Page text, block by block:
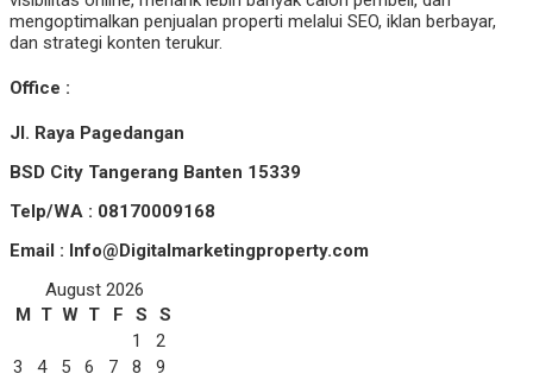
mengoptimalkan penjualan properti melalui SEO, iklan berbayar,
dan strategi konten terukur.
Office :
Jl. Raya Pagedangan
BSD City Tangerang Banten 15339
Telp/WA : 08170009168
Email : Info@Digitalmarketingproperty.com
August 2026
M T W T F S
S
1
2
3
4 5 6 7 8
9